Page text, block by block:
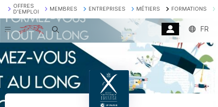
OFFRES
D'EMPLOI
MEMBRES ENTREPRISES MÉTIERS FORMATIONS
Recherche FR